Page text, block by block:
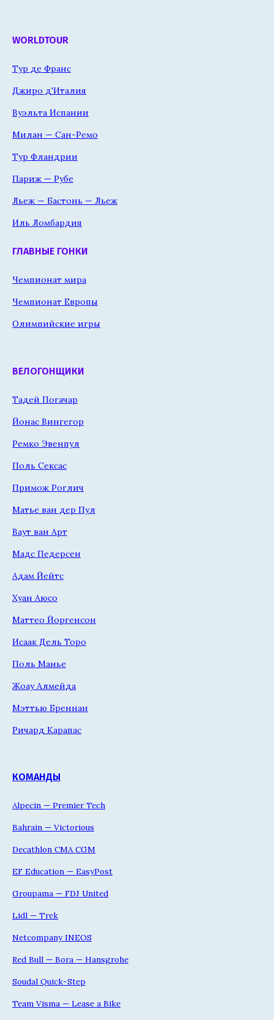
WORLDTOUR
Тур де Франс
Джиро д'Италия
Вуэльта Испании
Милан — Сан-Ремо
Тур Фландрии
Париж — Рубе
Льеж — Бастонь — Льеж
Иль Ломбардия
ГЛАВНЫЕ ГОНКИ
Чемпионат мира
Чемпионат Европы
Олимпийские игры
ВЕЛОГОНЩИКИ
Тадей Погачар
Йонас Вингегор
Ремко Эвенпул
Поль Сексас
Примож Роглич
Матье ван дер Пул
Ваут ван Арт
Мадс Педерсен
Адам Йейтс
Хуан Аюсо
Маттео Йоргенсон
Исаак Дель Торо
Поль Манье
Жоау Алмейда
Мэттью Бреннан
Ричард Карапас
КОМАНДЫ
Alpecin — Premier Tech
Bahrain — Victorious
Decathlon CMA CGM
EF Education — EasyPost
Groupama — FDJ United
Lidl — Trek
Netcompany INEOS
Red Bull — Bora — Hansgrohe
Soudal Quick-Step
Team Visma — Lease a Bike